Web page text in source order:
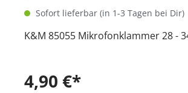
Sofort lieferbar (in 1-3 Tagen bei Dir)
K&M 85055 Mikrofonklammer 28 -
4,90 €*